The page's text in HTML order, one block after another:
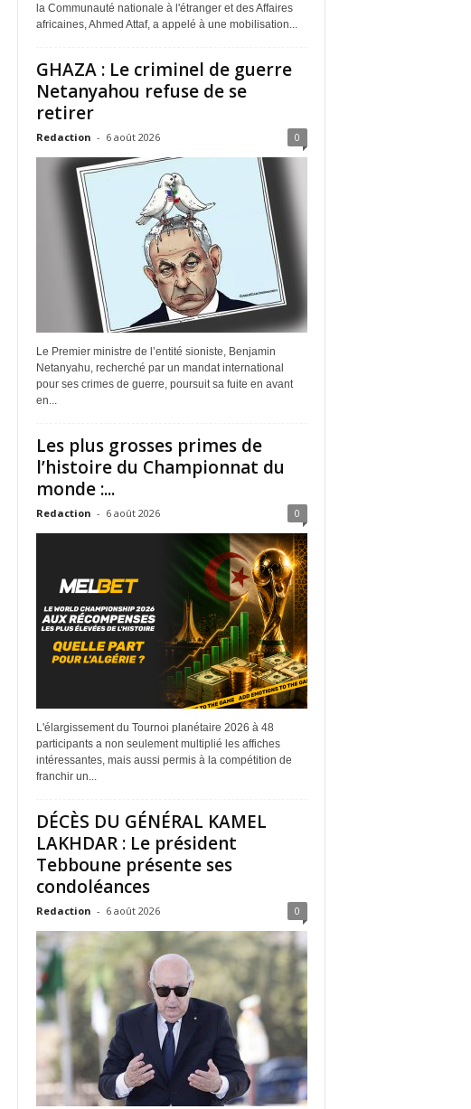
la Communauté nationale à l'étranger et des Affaires
africaines, Ahmed Attaf, a appelé à une mobilisation...
GHAZA : Le criminel de guerre
Netanyahou refuse de se
retirer
Redaction - 6 août 2026 0
Le Premier ministre de l’entité sioniste, Benjamin
Netanyahu, recherché par un mandat international
pour ses crimes de guerre, poursuit sa fuite en avant
en...
Les plus grosses primes de
l’histoire du Championnat du
monde :...
Redaction - 6 août 2026 0
L'élargissement du Tournoi planétaire 2026 à 48
participants a non seulement multiplié les affiches
intéressantes, mais aussi permis à la compétition de
franchir un...
DÉCÈS DU GÉNÉRAL KAMEL
LAKHDAR : Le président
Tebboune présente ses
condoléances
Redaction - 6 août 2026 0